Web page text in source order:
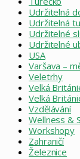
Udržitelná
Udržitelná
Udržitelné
Udržitelné
USA
Varšava –
Veletrhy
Velká
Velká
Vzdělávání
Wellness &
Workshopy
Zahraničí
Železnice